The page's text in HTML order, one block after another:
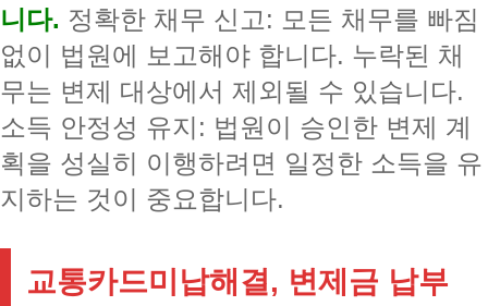
니다. 정확한 채무 신고: 모든 채무를 빠짐
없이 법원에 보고해야 합니다. 누락된 채
무는 변제 대상에서 제외될 수 있습니다.
소득 안정성 유지: 법원이 승인한 변제 계
획을 성실히 이행하려면 일정한 소득을 유
지하는 것이 중요합니다.
교통카드미납해결, 변제금 납부